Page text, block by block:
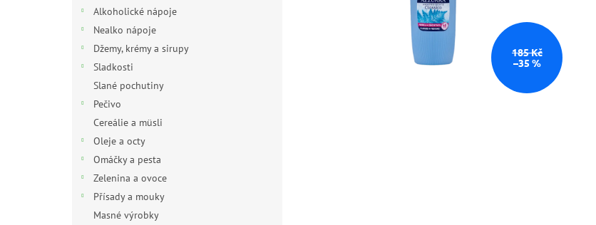
Alkoholické nápoje
Nealko nápoje
Džemy, krémy a sirupy
Sladkosti
Slané pochutiny
Pečivo
Cereálie a müsli
Oleje a octy
Omáčky a pesta
Zelenina a ovoce
Přísady a mouky
Masné výrobky
185 Kč
–35 %